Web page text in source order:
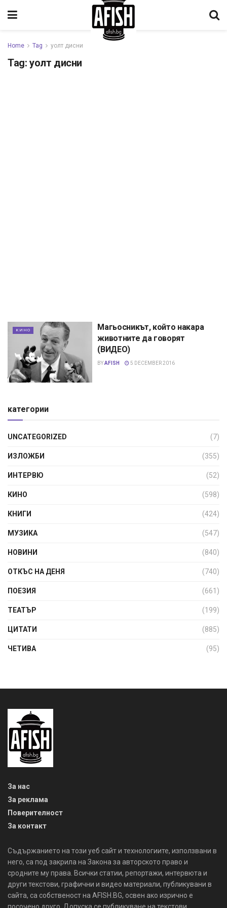
Home Tag уолт дисни
Tag: уолт дисни
КИНО
Магьосникът, който накара
животните да говорят
(ВИДЕО)
BYAFISH 5 DECEMBER 2016
категории
UNCATEGORIZED (7)
ИЗЛОЖБИ (355)
ИНТЕРВЮ (52)
КИНО (598)
КНИГИ (424)
МУЗИКА (547)
НОВИНИ (840)
ОТКЪС НА ДЕНЯ (740)
ПОЕЗИЯ (661)
ТЕАТЪР (199)
ЦИТАТИ (885)
ЧЕТИВА (95)
За нас
За реклама
Поверителност
За контакт
Съдържанието на този уеб сайт и технологиите, използвани в
него, са под закрила на Закона за авторското право и
сродните му права. Всички статии, репортажи, интервюта и
други текстови, графични и видео материали, публикувани в
сайта, са собственост на AFISH.BG, освен ако изрично е
посочено друго. Допуска се публикуване на текстови